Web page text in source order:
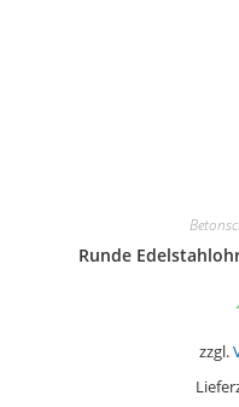
Runde
zzgl.